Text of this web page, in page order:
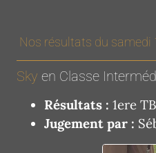
Nos résultats du samedi
Sky en Classe
Résultats : 1ere TB
Jugement par :